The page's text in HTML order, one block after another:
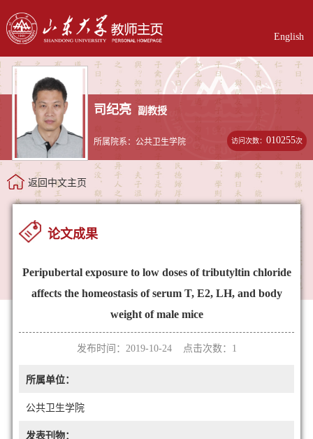
English
司纪亮 副教授
所属院系：公共卫生学院 访问次数：010255次
返回中文主页
论文成果
Peripubertal exposure to low doses of tributyltin chloride
affects the homeostasis of serum T, E2, LH, and body
weight of male mice
发布时间：2019-10-24 点击次数： 1
所属单位：
公共卫生学院
发表刊物：